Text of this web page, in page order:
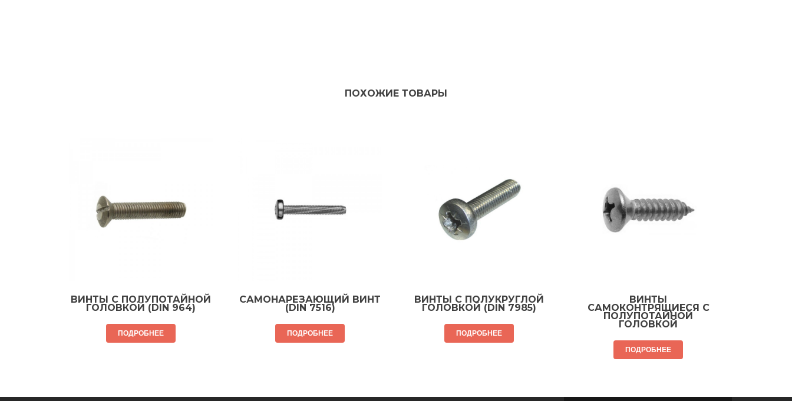
ПОХОЖИЕ ТОВАРЫ
ВИНТЫ С ПОЛУПОТАЙНОЙ
ГОЛОВКОЙ (DIN 964)
ПОДРОБНЕЕ
САМОНАРЕЗАЮЩИЙ ВИНТ
(DIN 7516)
ПОДРОБНЕЕ
ВИНТЫ С ПОЛУКРУГЛОЙ
ГОЛОВКОЙ (DIN 7985)
ПОДРОБНЕЕ
ВИНТЫ
САМОКОНТРЯЩИЕСЯ С
ПОЛУПОТАЙНОЙ
ГОЛОВКОЙ
ПОДРОБНЕЕ